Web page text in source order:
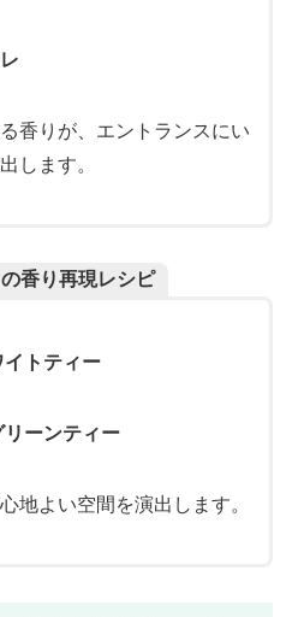
香りが、エントランスにい
します。
香り再現レシピ
イトティー
リーンティー
地よい空間を演出します。